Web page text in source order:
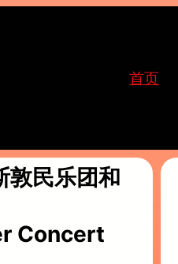
首页
敦民乐团和
Concert